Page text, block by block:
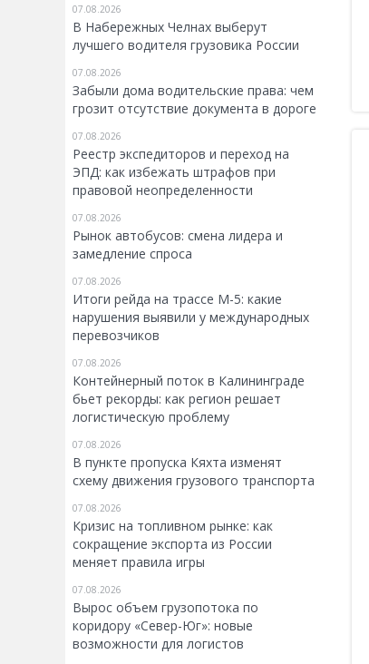
07.08.2026
В Набережных Челнах выберут
лучшего водителя грузовика России
07.08.2026
Забыли дома водительские права: чем
грозит отсутствие документа в дороге
07.08.2026
Реестр экспедиторов и переход на
ЭПД: как избежать штрафов при
правовой неопределенности
07.08.2026
Рынок автобусов: смена лидера и
замедление спроса
07.08.2026
Итоги рейда на трассе М-5: какие
нарушения выявили у международных
перевозчиков
07.08.2026
Контейнерный поток в Калининграде
бьет рекорды: как регион решает
логистическую проблему
07.08.2026
В пункте пропуска Кяхта изменят
схему движения грузового транспорта
07.08.2026
Кризис на топливном рынке: как
сокращение экспорта из России
меняет правила игры
07.08.2026
Вырос объем грузопотока по
коридору «Север-Юг»: новые
возможности для логистов